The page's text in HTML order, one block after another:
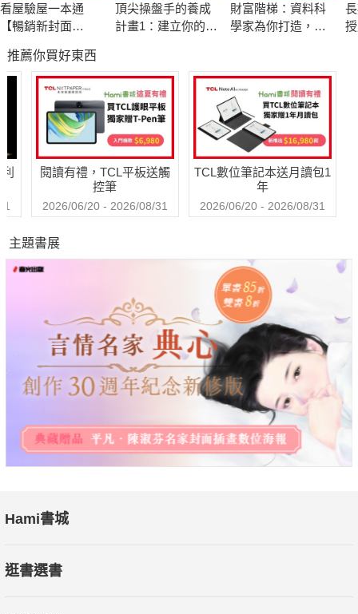
▌初入股市 帶上錦囊
當多軍還是當空軍？
一檔操作好還是多檔操作好？
抱著好玩的心態來當沖可以嗎？
如何看懂盤勢？
如何運用均線與趨勢線？
如何看懂價量關係？
如何避開套牢陷阱？
為何需要反市場思考？
等待是才是最困難的技巧？
你知道你正在賺錢還是虧錢嗎？
如何制定交易計畫？
為何要打造一致的交易策略？
如何用績效來調控部位？
專注做好「對」的事，做個紀律交易者
看屋驗屋一本通
【暢銷新封面
作本，工班主任、
設計師、買房達人
教你驗好屋買對房
秘訣，省裝潢、住
舒適、不吃虧
頂尖操盤手的養成
計畫1：建立你的獲
財富階梯：資料科
學家為你打造，適
推薦你買好東西
閱讀有禮，TCL平板送觸
控筆
2026/06/20 - 2026/08/31
TCL數位筆記本送月讀包1
年
2026/06/20 - 2026/08/31
主題書展
Hami書城
逛書選書